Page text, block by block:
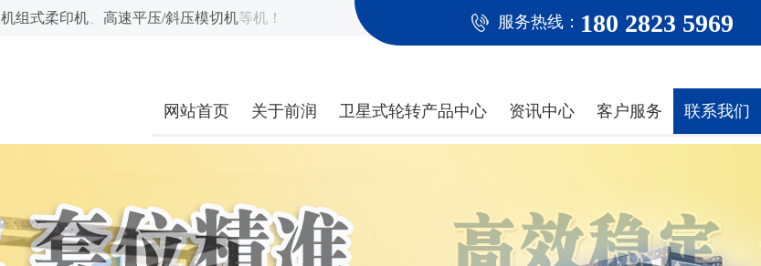
机组式柔印机 高速平压/斜压模切机等机！ 服务热线： 180 2823 5969
网站首页 关于前润 卫星式轮转产品中心 资讯中心 客户服务 联系我们